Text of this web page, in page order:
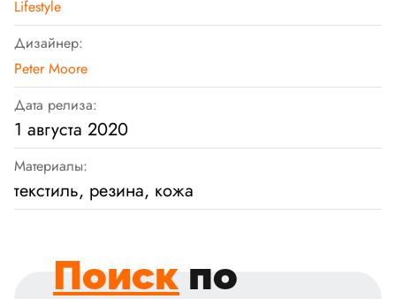
Lifestyle
Дизайнер:
Peter Moore
Дата релиза:
1 августа 2020
Материалы:
текстиль, резина, кожа
Поиск по